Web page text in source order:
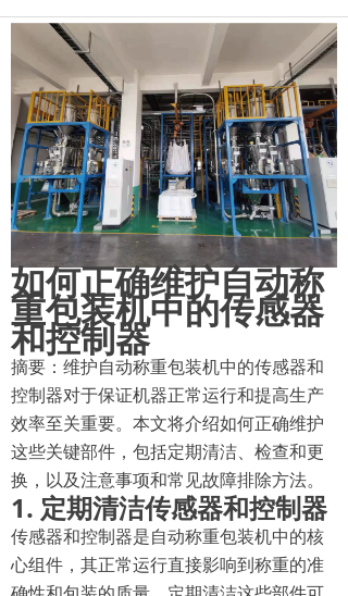
如何正确维护自动称
重包装机中的传感器
和控制器
摘要：维护自动称重包装机中的传感器和
控制器对于保证机器正常运行和提高生产
效率至关重要。本文将介绍如何正确维护
这些关键部件，包括定期清洁、检查和更
换，以及注意事项和常见故障排除方法。
1. 定期清洁传感器和控制器
传感器和控制器是自动称重包装机中的核
心组件，其正常运行直接影响到称重的准